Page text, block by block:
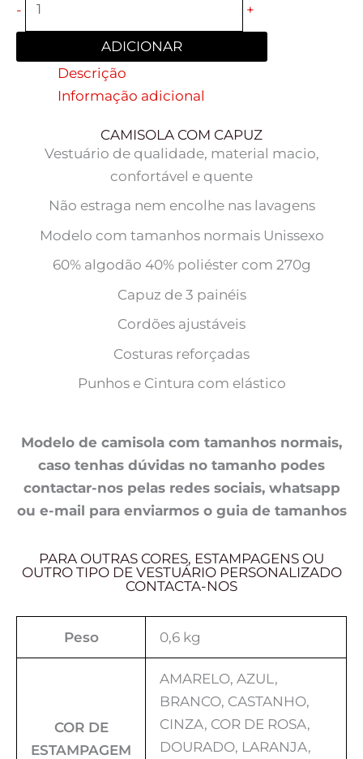
- +
ADICIONAR
Descrição
Informação adicional
CAMISOLA COM CAPUZ
Vestuário de qualidade, material macio,
confortável e quente
Não estraga nem encolhe nas lavagens
Modelo com tamanhos normais Unissexo
60% algodão 40% poliéster com 270g
Capuz de 3 painéis
Cordões ajustáveis
Costuras reforçadas
Punhos e Cintura com elástico
Modelo de camisola com tamanhos normais,
caso tenhas dúvidas no tamanho podes
contactar-nos pelas redes sociais, whatsapp
ou e-mail para enviarmos o guia de tamanhos
PARA OUTRAS CORES, ESTAMPAGENS OU
OUTRO TIPO DE VESTUÁRIO PERSONALIZADO
CONTACTA-NOS
Peso 0,6 kg
COR DE
ESTAMPAGEM
AMARELO, AZUL,
BRANCO, CASTANHO,
CINZA, COR DE ROSA,
DOURADO, LARANJA,